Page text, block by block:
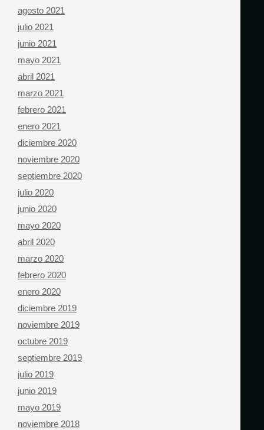
agosto 2021
julio 2021
junio 2021
mayo 2021
abril 2021
marzo 2021
febrero 2021
enero 2021
diciembre 2020
noviembre 2020
septiembre 2020
julio 2020
junio 2020
mayo 2020
abril 2020
marzo 2020
febrero 2020
enero 2020
diciembre 2019
noviembre 2019
octubre 2019
septiembre 2019
julio 2019
junio 2019
mayo 2019
noviembre 2018